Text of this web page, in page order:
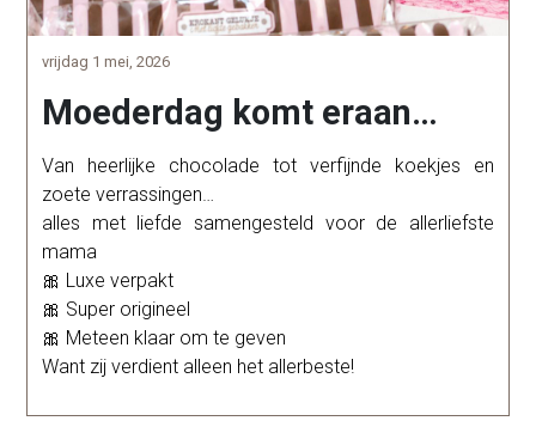
vrijdag 1 mei, 2026
Moederdag komt eraan…
Van heerlijke chocolade tot verfijnde koekjes en
zoete verrassingen…
alles met liefde samengesteld voor de allerliefste
mama
🎀 Luxe verpakt
🎀 Super origineel
🎀 Meteen klaar om te geven
Want zij verdient alleen het allerbeste!